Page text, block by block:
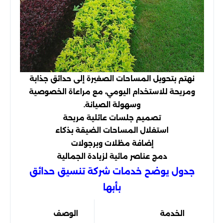
نهتم بتحويل المساحات الصغيرة إلى حدائق جذابة
ومريحة للاستخدام اليومي، مع مراعاة الخصوصية
وسهولة الصيانة.
تصميم جلسات عائلية مريحة
استغلال المساحات الضيقة بذكاء
إضافة مظلات وبرجولات
دمج عناصر مائية لزيادة الجمالية
جدول يوضح خدمات شركة تنسيق حدائق
بأبها
الخدمة الوصف